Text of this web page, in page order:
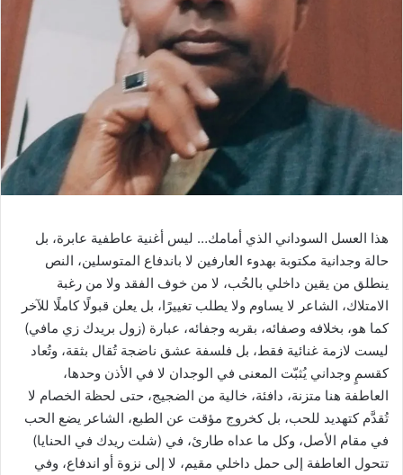
هذا العسل السوداني الذي أمامك… ليس أغنية عاطفية عابرة، بل
حالة وجدانية مكتوبة بهدوء العارفين لا باندفاع المتوسلين، النص
ينطلق من يقين داخلي بالحُب، لا من خوف الفقد ولا من رغبة
الامتلاك، الشاعر لا يساوم ولا يطلب تغييرًا، بل يعلن قبولًا كاملًا للآخر
كما هو، بخلافه وصفائه، بقربه وجفائه، عبارة (زول بريدك زي مافي)
ليست لازمة غنائية فقط، بل فلسفة عشق ناضجة تُقال بثقة، وتُعاد
كقسمٍ وجداني يُثبّت المعنى في الوجدان لا في الأذن وحدها،
العاطفة هنا متزنة، دافئة، خالية من الضجيج، حتى لحظة الخصام لا
تُقدَّم كتهديد للحب، بل كخروج مؤقت عن الطبع، الشاعر يضع الحب
في مقام الأصل، وكل ما عداه طارئ، في (شلت ريدك في الحنايا)
تتحول العاطفة إلى حمل داخلي مقيم، لا إلى نزوة أو اندفاع، وفي